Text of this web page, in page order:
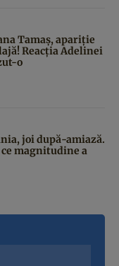
Tamaş, apariție
Reacția Adelinei
o
joi după-amiază.
ce magnitudine a